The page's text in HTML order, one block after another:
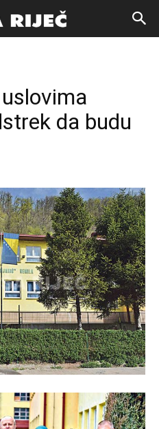
da budu